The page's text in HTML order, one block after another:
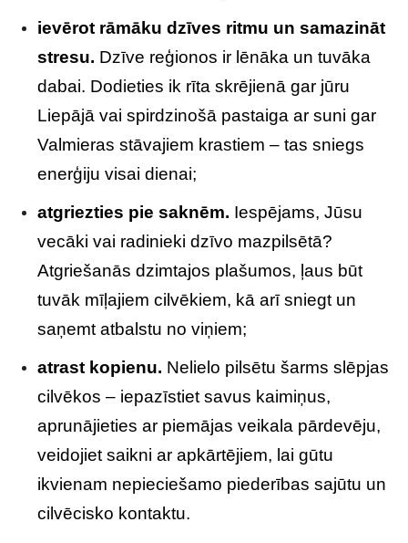
ievērot rāmāku dzīves ritmu un samazināt
stresu. Dzīve reģionos ir lēnāka un tuvāka
dabai. Dodieties ik rīta skrējienā gar jūru
Liepājā vai spirdzinošā pastaiga ar suni gar
Valmieras stāvajiem krastiem – tas sniegs
enerģiju visai dienai;
atgriezties pie saknēm. Iespējams, Jūsu
vecāki vai radinieki dzīvo mazpilsētā?
Atgriešanās dzimtajos plašumos, ļaus būt
tuvāk mīļajiem cilvēkiem, kā arī sniegt un
saņemt atbalstu no viņiem;
atrast kopienu. Nelielo pilsētu šarms slēpjas
cilvēkos – iepazīstiet savus kaimiņus,
aprunājieties ar piemājas veikala pārdevēju,
veidojiet saikni ar apkārtējiem, lai gūtu
ikvienam nepieciešamo piederības sajūtu un
cilvēcisko kontaktu.